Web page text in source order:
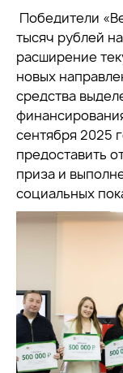
Победители
тысяч рублей
расширение
новых
средства
сентября 2025
предоставить
приза и
социальных